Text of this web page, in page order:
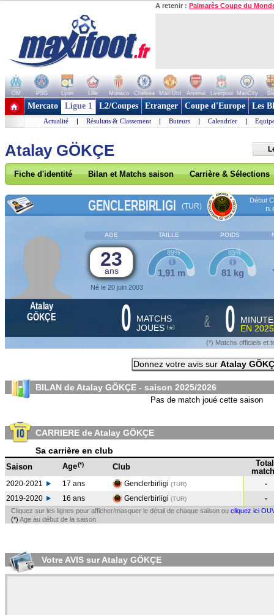
A retenir : Palmarès Coupe du
OM PSG Lyon Lille Monaco Chelsea Man Utd Arsenal Liverpool ManCity
+ de clubs
Mercato Ligue 1 L2/Coupes Etranger Coupe d'Europe Les
Actualité | Résultats & Classement | Buteurs | Calendrier |
Atalay GÖKÇE
Fiche d'identité Bilan et Matchs saison Carrière & Sélections
GENCLERBIRLIGI (TUR)
Début
AGE TAILLE POIDS
23
ans
Né le 20 juin 2003
1,91 m
89%
81 kg
85%
Atalay
GÖKÇE
0 MATCHS
JOUES (*) & 0
EN
(*) Matchs officiels et
Donnez votre avis sur Atalay
BILAN de Atalay GÖKÇE - saison 2025/2026
Pas de match joué cette saison
CARRIERE de Atalay GÖKÇE
Sa carrière en club
Saison Age(*) Club
Total
2020-2021 17 ans Genclerbirligi (TUR)
-
2019-2020
16 ans Genclerbirligi (TUR) -
Cliquez sur les lignes pour afficher/masquer le détail de chaque saison ou cliquez ici
(*) Age au début de la saison
Votre AVIS sur Atalay GÖKÇE